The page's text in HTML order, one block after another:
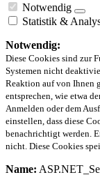
Notwendig
Statistik &
Notwendig:
Diese Cookies sind zur
Systemen nicht
Reaktion auf von Ihnen
entsprechen, wie etwa
Anmelden oder dem
einstellen, dass diese
benachrichtigt werden.
nicht. Diese Cookies
Name: